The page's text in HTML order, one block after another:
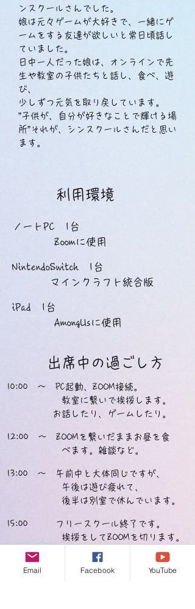
ンスクールさんでした。
娘は元々ゲームが大好きで、
一緒にゲ
ームをする友達が欲しいと常日頃話し
ていました。
日中一人だった娘は、オンラインで先
生や教室の子供たちと話し、 食べ、遊
び、
少しずつ元気を取り戻しています。
”子供が、自分が好きなことで輝ける場
所” それが、シンスクールさんだと思い
ます。
利用環境
ノートPC 1台
Zoomに使用
NintendoSwitch 1台
マインクラフト統合版
iPad 1台
​ AmongUsに使用
出席中の過ごし方
10:00 ～ PC起動、ZOOM接続。
​ 教室に繋いで挨拶します。
お話したり、ゲームしたり。
12:00 ～ ZOOMを繋いだままお昼を食
べます。雑談など。
13:00 ～ 午前中と大体同じですが、
午後は遊び疲れて、
​ 後半は別室で休んでいます。
15:00 フリースクール終了です。
​ 挨拶をしてZOOMを切ります。
写真
Email Facebook YouTube